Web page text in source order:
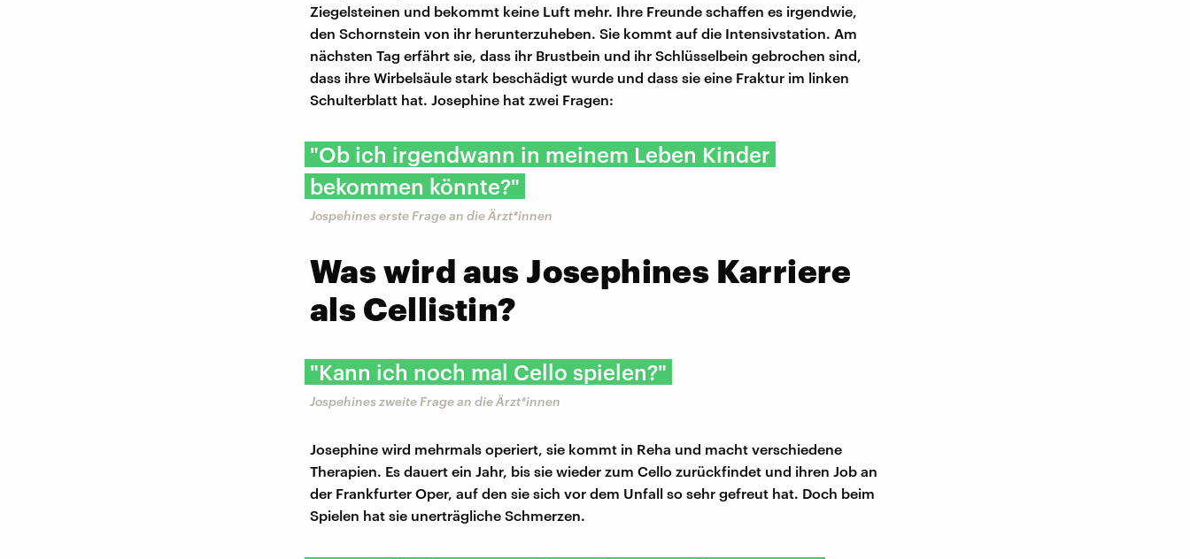
Ziegelsteinen und bekommt keine Luft mehr. Ihre Freunde schaffen es irgendwie,
den Schornstein von ihr herunterzuheben. Sie kommt auf die Intensivstation. Am
nächsten Tag erfährt sie, dass ihr Brustbein und ihr Schlüsselbein gebrochen sind,
dass ihre Wirbelsäule stark beschädigt wurde und dass sie eine Fraktur im linken
Schulterblatt hat. Josephine hat zwei Fragen:
"Ob ich irgendwann in meinem Leben Kinder
bekommen könnte?"
Jospehines erste Frage an die Ärzt*innen
Was wird aus Josephines Karriere
als Cellistin?
"Kann ich noch mal Cello spielen?"
Jospehines zweite Frage an die Ärzt*innen
Josephine wird mehrmals operiert, sie kommt in Reha und macht verschiedene
Therapien. Es dauert ein Jahr, bis sie wieder zum Cello zurückfindet und ihren Job an
der Frankfurter Oper, auf den sie sich vor dem Unfall so sehr gefreut hat. Doch beim
Spielen hat sie unerträgliche Schmerzen.